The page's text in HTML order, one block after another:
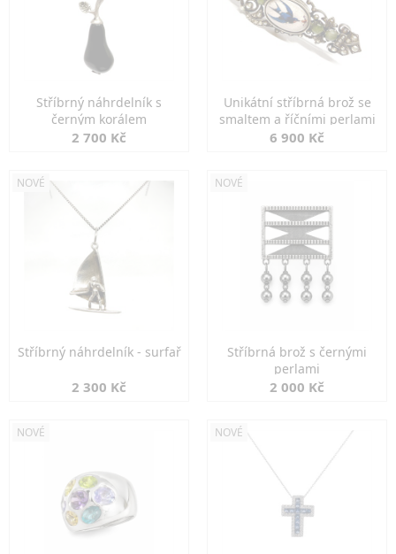
Stříbrný náhrdelník s
černým korálem
2 700 Kč
Unikátní stříbrná brož se
smaltem a říčními perlami
6 900 Kč
NOVÉ
Stříbrný náhrdelník - surfař
2 300 Kč
NOVÉ
Stříbrná brož s černými
perlami
2 000 Kč
NOVÉ NOVÉ